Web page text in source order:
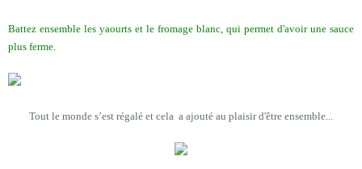
Battez ensemble les yaourts et le fromage blanc, qui permet d'avoir une sauce
plus ferme.
Tout le monde s’est régalé et cela a ajouté au plaisir d'être ensemble...